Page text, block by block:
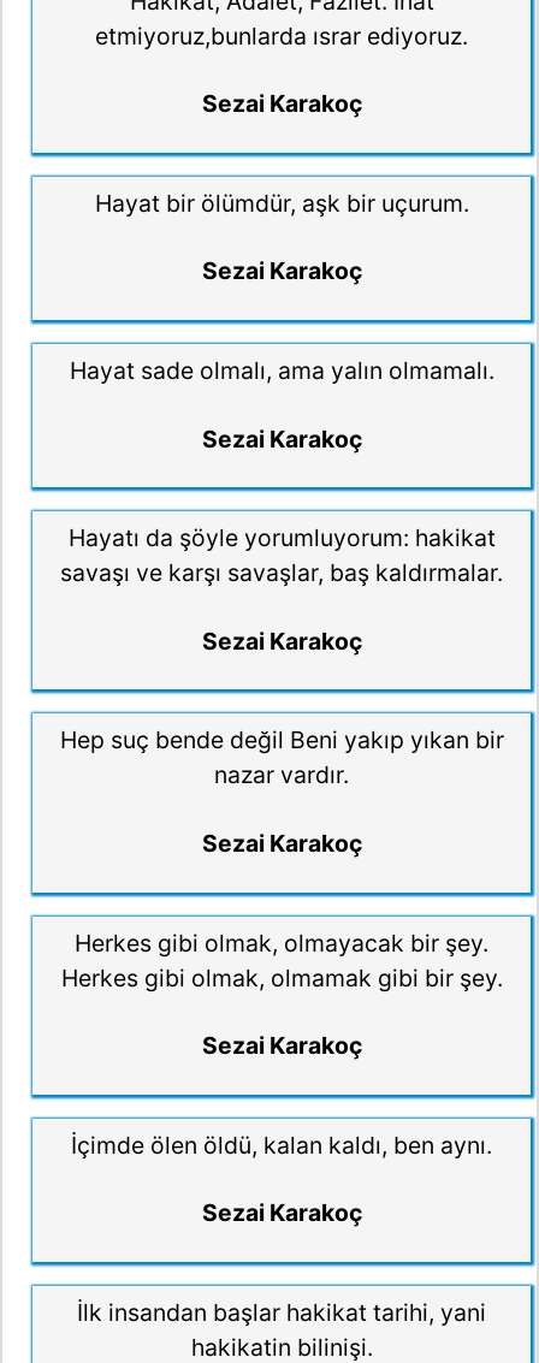
etmiyoruz,bunlarda ısrar ediyoruz.
Sezai Karakoç
Hayat bir ölümdür, aşk bir uçurum.
Sezai Karakoç
Hayat sade olmalı, ama yalın olmamalı.
Sezai Karakoç
Hayatı da şöyle yorumluyorum: hakikat
savaşı ve karşı savaşlar, baş kaldırmalar.
Sezai Karakoç
Hep suç bende değil Beni yakıp yıkan bir
nazar vardır.
Sezai Karakoç
Herkes gibi olmak, olmayacak bir şey.
Herkes gibi olmak, olmamak gibi bir şey.
Sezai Karakoç
İçimde ölen öldü, kalan kaldı, ben aynı.
Sezai Karakoç
İlk insandan başlar hakikat tarihi, yani
hakikatin bilinişi.